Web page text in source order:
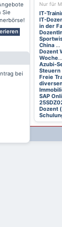
Sie
bei
Nur für
IT-
IT-
in der
China ...
Dozent
Woche...
Azubi-
Steuern
Freie
SAP
Dozent